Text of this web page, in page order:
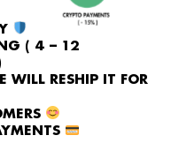
( 4 – 12
WILL RESHIP IT FOR